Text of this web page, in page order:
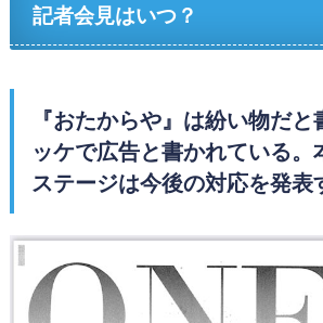
記者会見はいつ？
『おたからや』は紛い物だ
ッケで広告と書かれている。
ステージは今後の対応を発表